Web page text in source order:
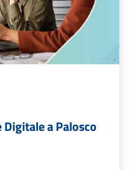
a Palosco